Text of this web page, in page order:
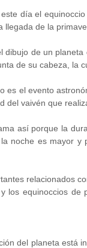
día el
llegada de la
dibujo de un
de su cabeza, la
es el evento
del vaivén que
así porque la
noche es mayor
relacionados
los equinoccios
del planeta está